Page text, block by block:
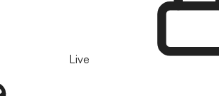
Live